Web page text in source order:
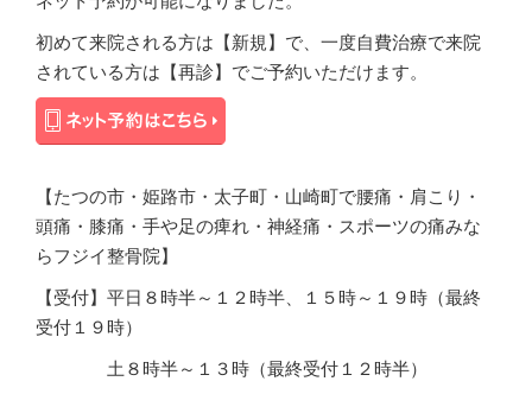
初めて来院される方は【新規】で、一度自費治療で来院
されている方は【再診】でご予約いただけます。
【たつの市・姫路市・太子町・山崎町で腰痛・肩こり・
頭痛・膝痛・手や足の痺れ・神経痛・スポーツの痛みな
らフジイ整骨院】
【受付】平日８時半～１２時半、１５時～１９時（最終
受付１９時）
土８時半～１３時（最終受付１２時半）